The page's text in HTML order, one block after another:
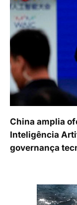
China amplia
Inteligência
governança